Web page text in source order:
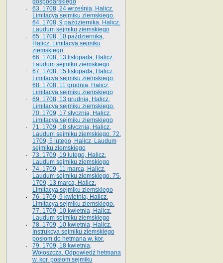
gospodarskiego
63. 1708, 24 września, Halicz.
Limitacya sejmiku ziemskiego.
64. 1708, 9 października, Halicz.
Laudum sejmiku ziemskiego
65­. 1708, 10 października,
Halicz. Limitacya sejmiku
ziemskiego
66. 1708, 13 listopada, Halicz.
Laudum sejmiku ziemskiego
67. 1708, 15 listopada, Halicz.
Limitacya sejmiku ziemskiego.
68. 1708, 11 grudnia, Halicz.
Limitacya sejmiku ziemskiego
69. 1708, 13 grudnia, Halicz.
Limitacya sejmiku ziemskiego.
70. 1709, 17 stycznia, Halicz.
Limitacya sejmiku ziemskiego
71. 1709, 18 stycznia, Halicz.
Laudum sejmiku ziemskiego. 72.
1709, 5 lutego, Halicz. Laudum
sejmiku ziemskiego
73. 1709, 19 lutego, Halicz.
Laudum sejmiku ziemskiego
74. 1709, 11 marca, Halicz.
Laudum sejmiku ziemskiego. 75.
1709, 13 marca, Halicz.
Limitacya sejmiku ziemskiego
76. 1709, 9 kwietnia, Halicz.
Limitacya sejmiku ziemskiego.
77. 1709, 10 kwietnia, Halicz.
Laudum sejmiku ziemskiego
78. 1709, 10 kwietnia, Halicz.
Instrukcya sejmiku ziemskiego
posłom do hetmana w. kor.
79. 1709, 18 kwietnia,
Wołoszcza. Odpowiedź hetmana
w. kor. posłom sejmiku